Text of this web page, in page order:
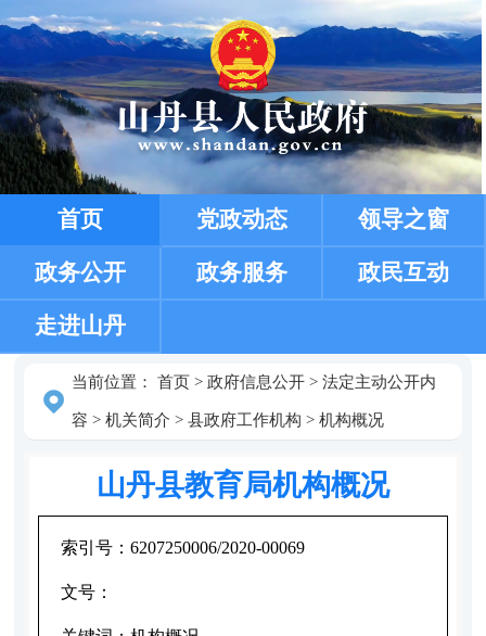
首页 党政动态 领导之窗
政务公开 政务服务 政民互动
走进山丹
当前位置： 首页> 政府信息公开> 法定主动公开内
容 > 机关简介 > 县政府工作机构 > 机构概况
山丹县教育局机构概况
索引号： 6207250006/2020-00069
文号：